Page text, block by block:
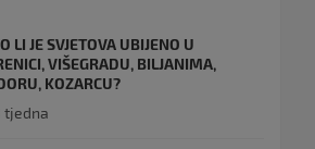
LI JE SVJETOVA UBIJENO U
VIŠEGRADU, BILJANIMA,
KOZARCU?
tjedna